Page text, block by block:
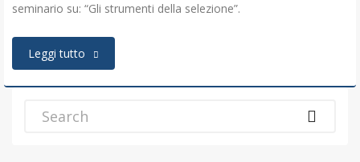
seminario su: “Gli strumenti della selezione”.
Leggi tutto